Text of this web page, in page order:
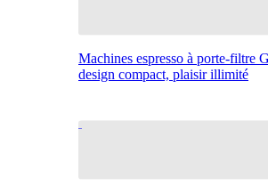
Machines espresso à porte-filtre
design compact, plaisir illimité